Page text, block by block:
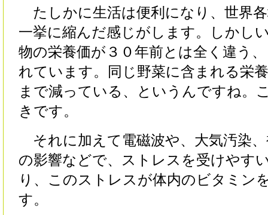
たしかに生活は便利になり、世界
一挙に縮んだ感じがします。しかし
物の栄養価が３０年前とは全く違う
れています。同じ野菜に含まれる栄
まで減っている、というんですね。
きです。
それに加えて電磁波や、大気汚染
の影響などで、ストレスを受けやす
り、このストレスが体内のビタミン
す。